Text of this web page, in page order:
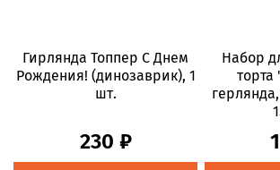
Гирлянда Топпер С Днем
Рождения! (динозаврик), 1
шт.
230 ₽
Набор
торта